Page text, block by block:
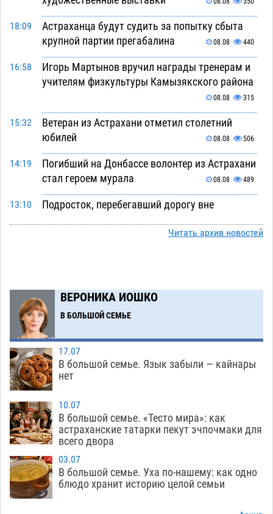
18:09
Астраханца будут судить за попытку сбыта
крупной партии прегабалина
08.08 440
16:58
Игорь Мартынов вручил награды тренерам и
учителям физкультуры Камызякского района
08.08 315
15:32
Ветеран из Астрахани отметил столетний
юбилей
08.08 506
14:19
Погибший на Донбассе волонтер из Астрахани
стал героем мурала
08.08 489
13:10
Подросток, перебегавший дорогу вне
08.08 614
08.08 411
10:51
Фаворитская ноша: астраханские
гандболисты крупно проиграли пермякам
09:00
Лидеры чеченской диаспоры в Астрахани
осудили выходку молодого лихача с улицы
Никольской
18:00
Завтра астраханцы проведут день в режиме
экстремальной температурной нагрузки
17:09
Астраханский котлован с мусором угрожает
плодородию Харабалинского района
Читать архив новостей
ВЕРОНИКА ИОШКО
В БОЛЬШОЙ СЕМЬЕ
17.07
В большой семье. Язык забыли — кайнары
нет
10.07
В большой семье. «Тесто мира»: как
астраханские татарки пекут эчпочмаки для
всего двора
03.07
В большой семье. Уха по-нашему: как одно
блюдо хранит историю целой семьи